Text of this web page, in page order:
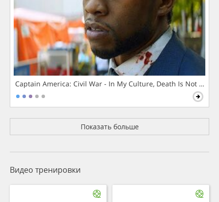
Captain America: Civil War - In My Culture, Death Is Not The
Показать больше
Видео тренировки